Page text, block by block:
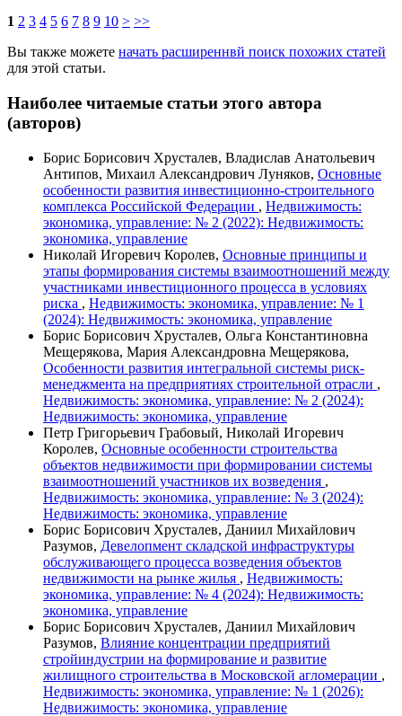
1 2 3 4 5 6 7 8 9 10 > >>
Вы также можете начать расширеннвй поиск похожих статей
для этой статьи.
Наиболее читаемые статьи этого автора
(авторов)
Борис Борисович Хрусталев, Владислав Анатольевич
Антипов, Михаил Александрович Луняков, Основные
особенности развития инвестиционно-строительного
комплекса Российской Федерации , Недвижимость:
экономика, управление: № 2 (2022): Недвижимость:
экономика, управление
Николай Игоревич Королев, Основные принципы и
этапы формирования системы взаимоотношений между
участниками инвестиционного процесса в условиях
риска , Недвижимость: экономика, управление: № 1
(2024): Недвижимость: экономика, управление
Борис Борисович Хрусталев, Ольга Константиновна
Мещерякова, Мария Александровна Мещерякова,
Особенности развития интегральной системы риск-
менеджмента на предприятиях строительной отрасли ,
Недвижимость: экономика, управление: № 2 (2024):
Недвижимость: экономика, управление
Петр Григорьевич Грабовый, Николай Игоревич
Королев, Основные особенности строительства
объектов недвижимости при формировании системы
взаимоотношений участников их возведения ,
Недвижимость: экономика, управление: № 3 (2024):
Недвижимость: экономика, управление
Борис Борисович Хрусталев, Даниил Михайлович
Разумов, Девелопмент складской инфраструктуры
обслуживающего процесса возведения объектов
недвижимости на рынке жилья , Недвижимость:
экономика, управление: № 4 (2024): Недвижимость:
экономика, управление
Борис Борисович Хрусталев, Даниил Михайлович
Разумов, Влияние концентрации предприятий
стройиндустрии на формирование и развитие
жилищного строительства в Московской агломерации ,
Недвижимость: экономика, управление: № 1 (2026):
Недвижимость: экономика, управление